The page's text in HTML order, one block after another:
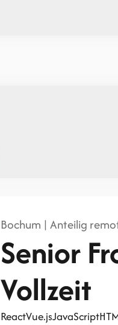
Bochum | Anteilig
Senior
Vollzeit
ReactVue.jsJavaScript